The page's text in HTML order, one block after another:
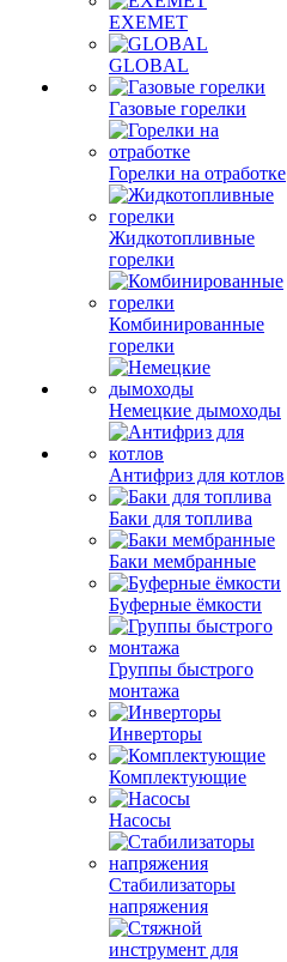
EXEMET
GLOBAL
Газовые горелки
Горелки на отработке
Жидкотопливные
горелки
Комбинированные
горелки
Немецкие дымоходы
Антифриз для котлов
Баки для топлива
Баки мембранные
Буферные ёмкости
Группы быстрого
монтажа
Инверторы
Комплектующие
Насосы
Стабилизаторы
напряжения